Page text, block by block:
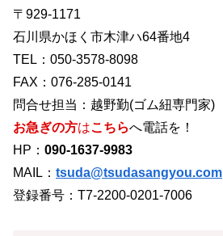
〒929-1171
石川県かほく市木津ハ64番地4
TEL：050-3578-8098
FAX：076-285-0141
問合せ担当：越野勤(ゴム紐専門家)
お急ぎの方はこちらへ電話を！
HP： 090-1637-9983
MAIL： tsuda@tsudasangyou.com
登録番号：T7-2200-0201-7006